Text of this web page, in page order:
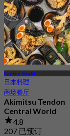
起฿ 425
Central World
日本料理
商场餐厅
Akimitsu Tendon
Central World
4.8
207 已预订